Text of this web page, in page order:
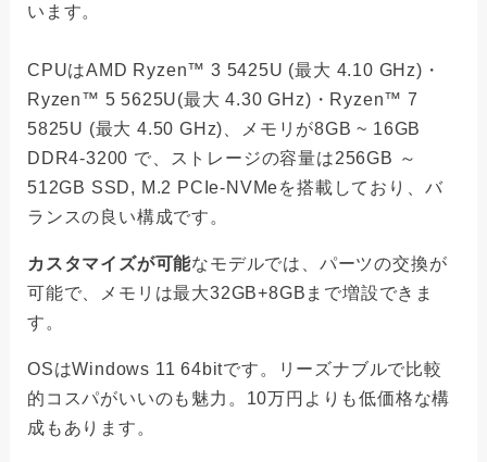
います。
CPUはAMD Ryzen™ 3 5425U (最大 4.10 GHz)・
Ryzen™ 5 5625U(最大 4.30 GHz)・Ryzen™ 7
5825U (最大 4.50 GHz)、メモリが8GB ~ 16GB
DDR4-3200 で、ストレージの容量は256GB ～
512GB SSD, M.2 PCIe-NVMeを搭載しており、バ
ランスの良い構成です。
カスタマイズが可能なモデルでは、パーツの交換が
可能で、メモリは最大32GB+8GBまで増設できま
す。
OSはWindows 11 64bitです。リーズナブルで比較
的コスパがいいのも魅力。10万円よりも低価格な構
成もあります。